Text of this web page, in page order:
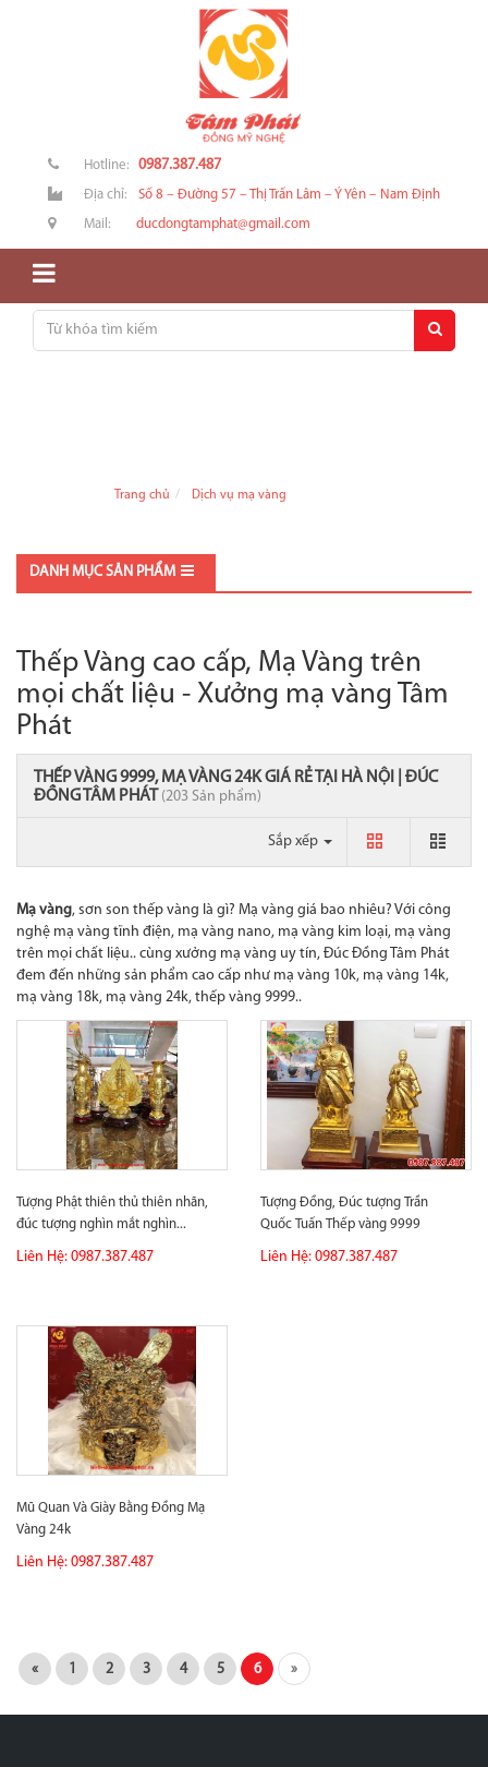
Hotline: 0987.387.487
Địa chỉ: Số 8 – Đường 57 – Thị Trấn Lâm – Ý Yên – Nam Định
Mail: ducdongtamphat@gmail.com
Trang chủ Dịch vụ mạ vàng
DANH MỤC SẢN PHẨM
Thếp Vàng cao cấp, Mạ Vàng trên
mọi chất liệu - Xưởng mạ vàng Tâm
Phát
THẾP VÀNG 9999, MẠ VÀNG 24K GIÁ RẺ TẠI HÀ NỘI | ĐÚC
ĐỒNG TÂM PHÁT (203 Sản phẩm)
Sắp xếp
Mạ vàng, sơn son thếp vàng là gì? Mạ vàng giá bao nhiêu? Với công
nghệ mạ vàng tĩnh điện, mạ vàng nano, mạ vàng kim loại, mạ vàng
trên mọi chất liệu.. cùng xưởng mạ vàng uy tín, Đúc Đồng Tâm Phát
đem đến những sản phẩm cao cấp như mạ vàng 10k, mạ vàng 14k,
mạ vàng 18k, mạ vàng 24k, thếp vàng 9999..
Tượng Phật thiên thủ thiên nhãn,
đúc tượng nghìn mắt nghìn...
Liên Hệ: 0987.387.487
Tượng Đồng, Đúc tượng Trần
Quốc Tuấn Thếp vàng 9999
Liên Hệ: 0987.387.487
Mũ Quan Và Giày Bằng Đồng Mạ
Vàng 24k
Liên Hệ: 0987.387.487
« 1 2 3 4 5 6 »